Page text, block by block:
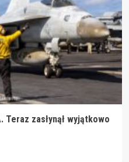
Teraz zasłynął wyjątkowo